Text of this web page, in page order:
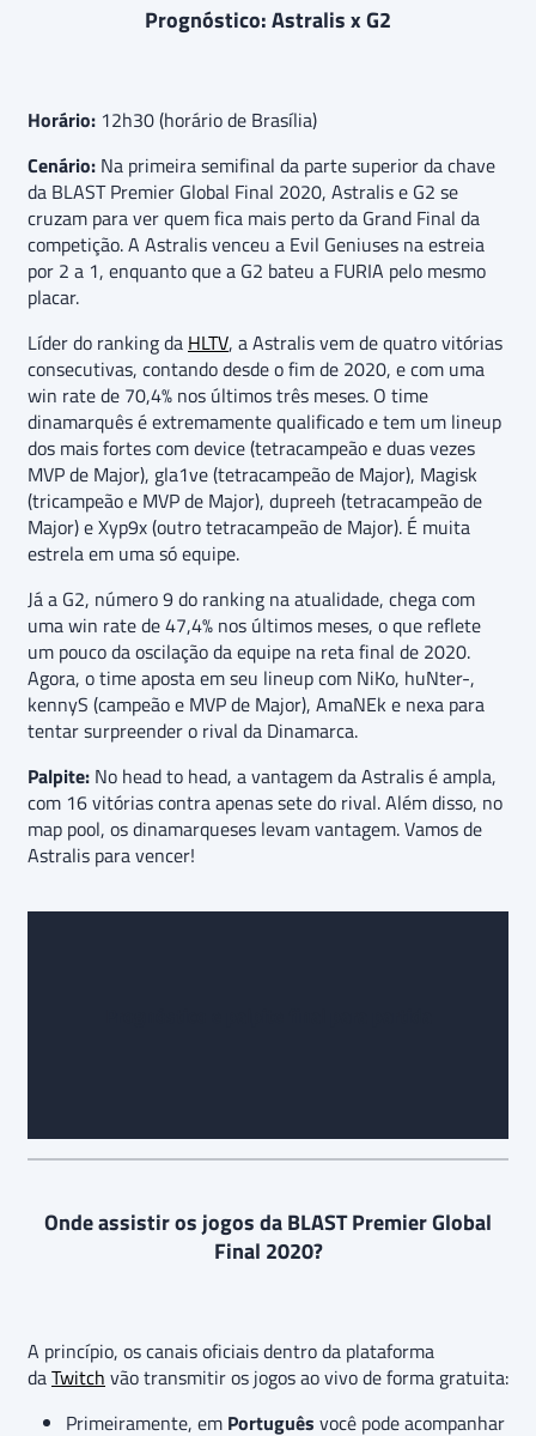
Prognóstico: Astralis x G2
Horário: 12h30 (horário de Brasília)
Cenário: Na primeira semifinal da parte superior da chave
da BLAST Premier Global Final 2020, Astralis e G2 se
cruzam para ver quem fica mais perto da Grand Final da
competição. A Astralis venceu a Evil Geniuses na estreia
por 2 a 1, enquanto que a G2 bateu a FURIA pelo mesmo
placar.
Líder do ranking da HLTV, a Astralis vem de quatro vitórias
consecutivas, contando desde o fim de 2020, e com uma
win rate de 70,4% nos últimos três meses. O time
dinamarquês é extremamente qualificado e tem um lineup
dos mais fortes com device (tetracampeão e duas vezes
MVP de Major), gla1ve (tetracampeão de Major), Magisk
(tricampeão e MVP de Major), dupreeh (tetracampeão de
Major) e Xyp9x (outro tetracampeão de Major). É muita
estrela em uma só equipe.
Já a G2, número 9 do ranking na atualidade, chega com
uma win rate de 47,4% nos últimos meses, o que reflete
um pouco da oscilação da equipe na reta final de 2020.
Agora, o time aposta em seu lineup com NiKo, huNter-,
kennyS (campeão e MVP de Major), AmaNEk e nexa para
tentar surpreender o rival da Dinamarca.
Palpite: No head to head, a vantagem da Astralis é ampla,
com 16 vitórias contra apenas sete do rival. Além disso, no
map pool, os dinamarqueses levam vantagem. Vamos de
Astralis para vencer!
Onde assistir os jogos da BLAST Premier Global
Final 2020?
A princípio, os canais oficiais dentro da plataforma
daTwitch vão transmitir os jogos ao vivo de forma gratuita:
Primeiramente, em Português você pode acompanhar